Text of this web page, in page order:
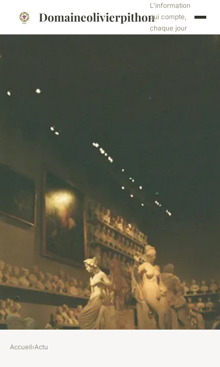
Domaineolivierpithon
L'information
qui compte,
chaque jour
Accueil›Actu